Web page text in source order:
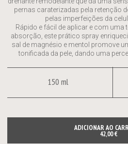
pernas caraterizadas pela retenção
pelas imperfeições da
Rápido e fácil de aplicar e com uma
absorção, este prático spray
sal de magnésio e mentol promove
tonificada da pele, dando uma
ADICIONAR AO
42,00 €
150 ml